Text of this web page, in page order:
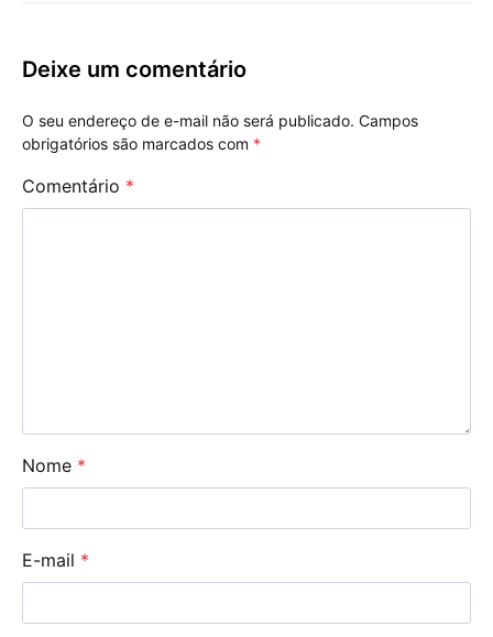
Deixe um comentário
O seu endereço de e-mail não será publicado. Campos
obrigatórios são marcados com *
Comentário *
Nome *
E-mail *